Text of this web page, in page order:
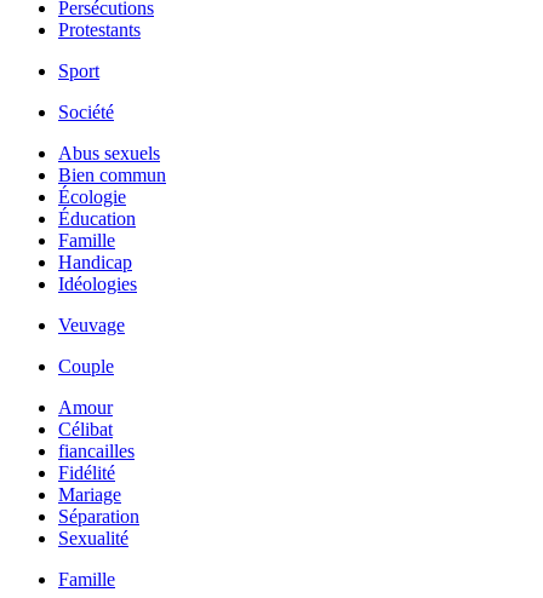
Persécutions
Protestants
Sport
Société
Abus sexuels
Bien commun
Écologie
Éducation
Famille
Handicap
Idéologies
Veuvage
Couple
Amour
Célibat
fiancailles
Fidélité
Mariage
Séparation
Sexualité
Famille